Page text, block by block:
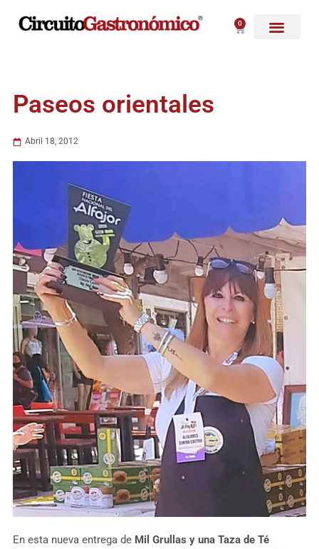
0
Carrito
Paseos orientales
Abril 18, 2012
En esta nueva entrega de Mil Grullas y una Taza de Té